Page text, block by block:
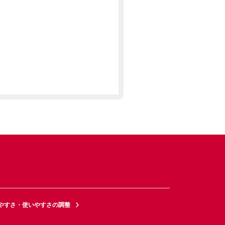
すさ・使いやすさの調整